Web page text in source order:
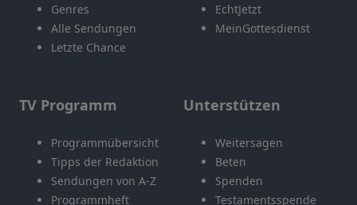
Genres
Alle Sendungen
Letzte Chance
EchtJetzt
MeinGottesdienst
TV Programm
Programmübersicht
Tipps der Redaktion
Sendungen von A-Z
Programmheft
Unterstützen
Weitersagen
Beten
Spenden
Testamentsspende